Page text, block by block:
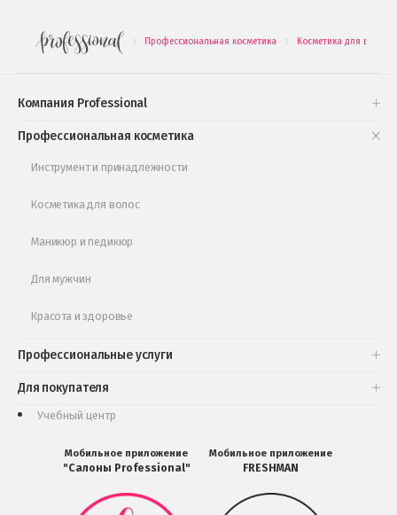
. Профессиональная косметика . Косметика для волос
Компания Professional
Профессиональная косметика
Инструмент и принадлежности
Косметика для волос
Маникюр и педикюр
Для мужчин
Красота и здоровье
Профессиональные услуги
Для покупателя
Подарочные наборы
Обучающее видео
Учебный центр
Мобильное приложение
"Салоны Professional"
Мобильное
Мобильное приложение
FRESHMAN
Мобильное